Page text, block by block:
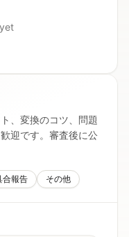
、変換のコツ、問題
迎です。審査後に公
合報告 その他